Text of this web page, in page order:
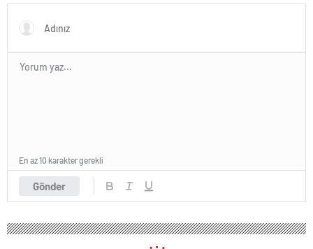
kalabileceklerini” söylediği
iddiası
takdirle karşılıyoruz
Gönder
En az 10 karakter gerekli